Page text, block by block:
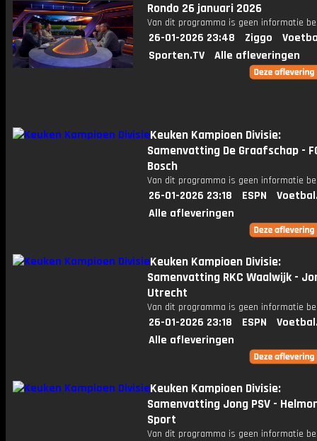
Rondo 26 januari 2026
Van dit programma is geen informatie
26-01-2026 23:48 Ziggo
Sporten.TV
Alle afleveringen
Keuken Kampioen Divisie:
Samenvatting De Graafschap -
Bosch
Van dit programma is geen informatie
26-01-2026 23:18 ESPN
Alle afleveringen
Keuken Kampioen Divisie:
Samenvatting RKC Waalwijk -
Utrecht
Van dit programma is geen informatie
26-01-2026 23:18 ESPN
Alle afleveringen
Keuken Kampioen Divisie:
Samenvatting Jong PSV -
Sport
Van dit programma is geen informatie